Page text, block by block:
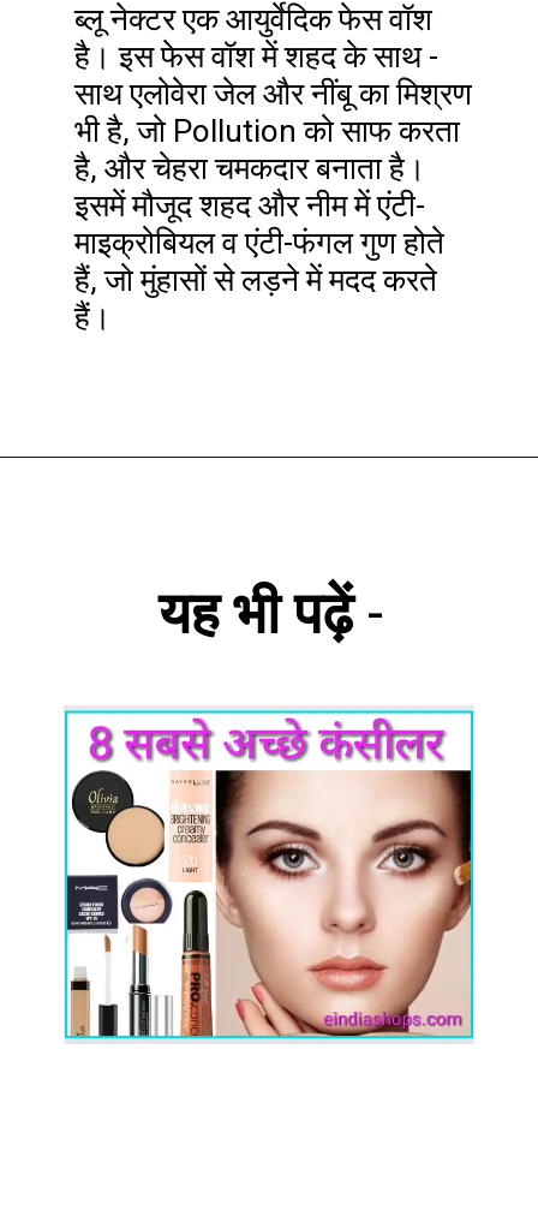
ब्लू नेक्टर एक आयुर्वेदिक फेस वॉश
है। इस फेस वॉश में शहद के साथ -
साथ एलोवेरा जेल और नींबू का मिश्रण
भी है, जो Pollution को साफ करता
है, और चेहरा चमकदार बनाता है।
इसमें मौजूद शहद और नीम में एंटी-
माइक्रोबियल व एंटी-फंगल गुण होते
हैं, जो मुंहासों से लड़ने में मदद करते
हैं।
यह भी पढ़ें-